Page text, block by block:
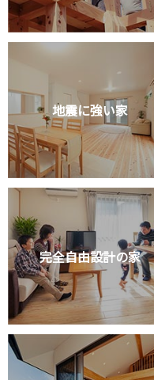
地震に強い家
完全自由設計の家